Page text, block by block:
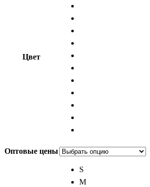
Цвет
Оптовые цены
S
M